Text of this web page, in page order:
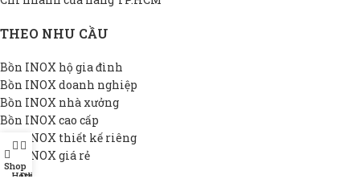
THEO NHU CẦU
Bồn INOX hộ gia đình
Bồn INOX doanh nghiệp
Bồn INOX nhà xưởng
Bồn INOX cao cấp
Bồn INOX thiết kế riêng
Bồn INOX giá rẻ
Shop
Hotline
Đại lý